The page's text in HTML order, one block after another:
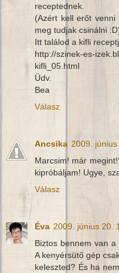
receptednek.
(Azért kell erőt
meg tudjak csinálni
Itt találod a kifli
http://szinek-es-
kifli_05.html
Üdv.
Bea
Válasz
Ancsika 2009.
Marcsim! már
kipróbáljam! Ugye,
Válasz
Éva 2009. június 20.
Biztos bennem van
A kenyérsütő gép
keleszted? És ha